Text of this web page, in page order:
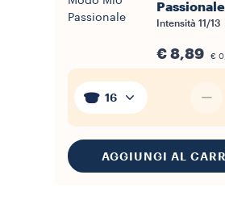
Passionale
Intensità 11/13
€ 8,89 €
16
AGGIUNGI AL